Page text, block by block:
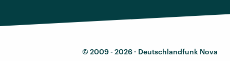
© 2009 - 2026 · Deutschlandfunk Nova